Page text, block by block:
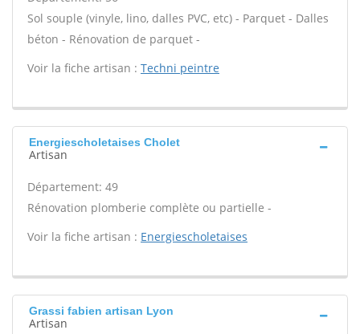
Sol souple (vinyle, lino, dalles PVC, etc) - Parquet - Dalles
béton - Rénovation de parquet -
Voir la fiche artisan : Techni peintre
Energiescholetaises Cholet
Artisan
Département: 49
Rénovation plomberie complète ou partielle -
Voir la fiche artisan : Energiescholetaises
Grassi fabien artisan Lyon
Artisan